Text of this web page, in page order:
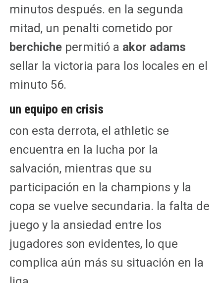
minutos después. en la segunda
mitad, un penalti cometido por
berchichepermitió a akor adams
sellar la victoria para los locales en el
minuto 56.
un equipo en crisis
con esta derrota, el athletic se
encuentra en la lucha por la
salvación, mientras que su
participación en la champions y la
copa se vuelve secundaria. la falta de
juego y la ansiedad entre los
jugadores son evidentes, lo que
complica aún más su situación en la